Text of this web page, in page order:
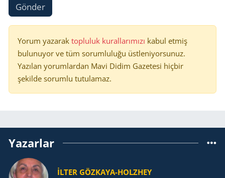
Gönder
Yorum yazarak topluluk kurallarımızı kabul etmiş
bulunuyor ve tüm sorumluluğu üstleniyorsunuz.
Yazılan yorumlardan Mavi Didim Gazetesi hiçbir
şekilde sorumlu tutulamaz.
Yazarlar
İLTER GÖZKAYA-HOLZHEY